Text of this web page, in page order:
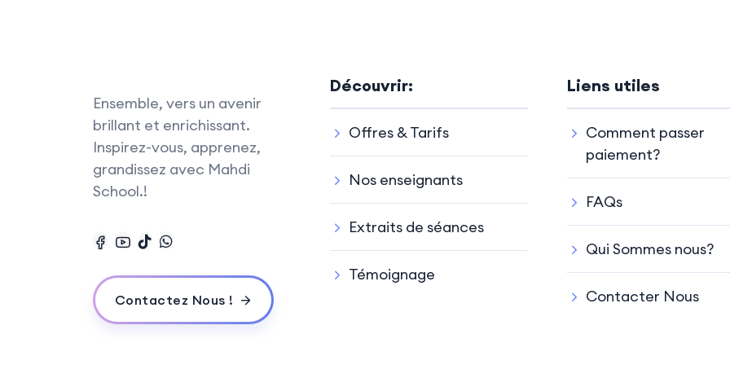
Ensemble, vers un avenir
brillant et enrichissant.
Inspirez-vous, apprenez,
grandissez avec Mahdi
School.!
Contactez Nous !
Découvrir:
Offres & Tarifs
Nos enseignants
Extraits de séances
Témoignage
Liens utiles
Comment passer
paiement?
FAQs
Qui Sommes nous?
Contacter Nous